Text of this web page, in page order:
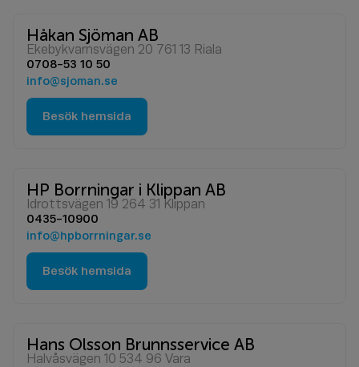
Håkan Sjöman AB
Ekebykvarnsvägen 20 761 13 Riala
0708-53 10 50
info@sjoman.se
Besök hemsida
HP Borrningar i Klippan AB
Idrottsvägen 19 264 31 Klippan
0435-10900
info@hpborrningar.se
Besök hemsida
Hans Olsson Brunnsservice AB
Halvåsvägen 10 534 96 Vara